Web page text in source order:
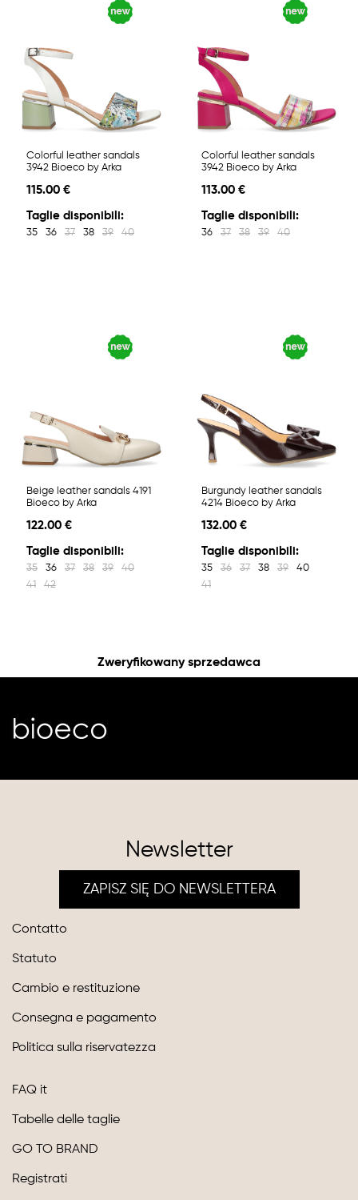
Colorful leather sandals
3942 Bioeco by Arka
115.00 €
Taglie disponibili:
35 36 37 38 39 40
Colorful leather sandals
3942 Bioeco by Arka
113.00 €
Taglie disponibili:
36 37 38 39 40
Beige leather sandals 4191
Bioeco by Arka
122.00 €
Taglie disponibili:
35 36 37 38 39
40
41
42
Burgundy leather sandals
4214 Bioeco by Arka
132.00 €
Taglie disponibili:
35 36 37 38 39
40
41
Zweryfikowany sprzedawca
Newsletter
ZAPISZ SIĘ DO NEWSLETTERA
Contatto
Statuto
Cambio e restituzione
Consegna e pagamento
Politica sulla riservatezza
FAQ it
Tabelle delle taglie
GO TO BRAND
Registrati